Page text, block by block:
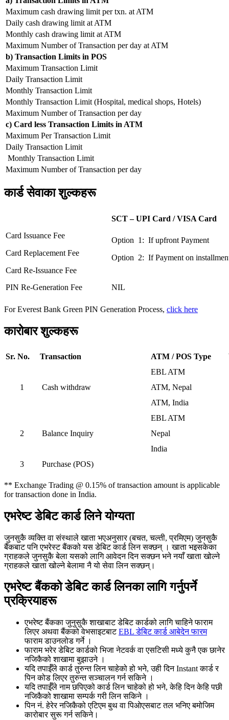
Maximum cash drawing limit per txn. at ATM
Daily cash drawing limit at ATM
Monthly cash drawing limit at ATM
Maximum Number of Transaction per day at ATM
b) Transaction Limits in POS
Maximum Transaction Limit
Daily Transaction Limit
Monthly Transaction Limit
Monthly Transaction Limit (Hospital, medical shops, Hotels)
Maximum Number of Transaction per day
c) Card less Transaction Limits in ATM
Maximum Per Transaction Limit
Daily Transaction Limit
Monthly Transaction Limit
Maximum Number of Transaction per day
कार्ड सेवाका शुल्कहरू
SCT – UPI Card / VISA Card
Card Issuance Fee
Option 1: If upfront Payment
Option 2: If Payment on
Card Replacement Fee
Card Re-Issuance Fee
PIN Re-Generation Fee
NIL
For Everest Bank Green PIN Generation Process, click here
कारोबार शुल्कहरू
Sr. No. Transaction ATM / POS Type
1 Cash withdraw
EBL ATM
ATM, Nepal
ATM, India
2 Balance Inquiry
EBL ATM
Nepal
India
3
Purchase (POS)
** Exchange Trading @ 0.15% of transaction amount is applicable
for transaction done in India.
एभरेष्ट डेबिट कार्ड लिने योग्यता
जुनसुकै व्यक्ति वा संस्थाले खाता भएअनुसार (बचत, चल्ती, प्रमिएम) जुनसुकै
बैंकबाट पनि एभरेस्ट बैंकको यस डेबिट कार्ड लिन सक्छन् । खाता भइसकेका
ग्राहकले जुनसुकै बेला यसको लागि आवेदन दिन सक्छन भने नयाँ खाता खोल्ने
ग्राहकले खाता खोल्ने बेलामा नै यो सेवा लिन सक्छन्।
एभरेष्ट बैंकको डेबिट कार्ड लिनका लागि गर्नुपर्ने
प्रक्रियाहरू
एभरेष्टबैंकका जुनुसुकै शाखाबाट डेबिट कार्डको लागि चाहिने फाराम
लिएर अथवा बैंकको वेभसाइटबाटEBL डेबिट कार्ड आबेदेन फारम
फाराम डाउनलोड गर्ने ।
फाराम भरेर डेबिट कार्डको भिजा नेटवर्क वा एसटिसी मध्ये कुनै एक छानेर
नजिकैको शाखामा बुझाउने ।
यदि तपाईँले कार्ड तुरुन्त लिन चाहेको हो भने, उही दिन Instant कार्ड र
पिन कोड लिएर तुरुन्त सञ्चालन गर्न सकिने ।
यदि तपाईँले नाम छपिएको कार्ड लिन चाहेको हो भने, केहि दिन केहि पछी
नजिकैको शाखामा सम्पर्क गरी लिन सकिने ।
पिन नं. हेरेर नजिकैको एटिएम बुथ वा पिओएसबाट तल भनिए बमोजिम
कारोबार सुरू गर्न सकिने।